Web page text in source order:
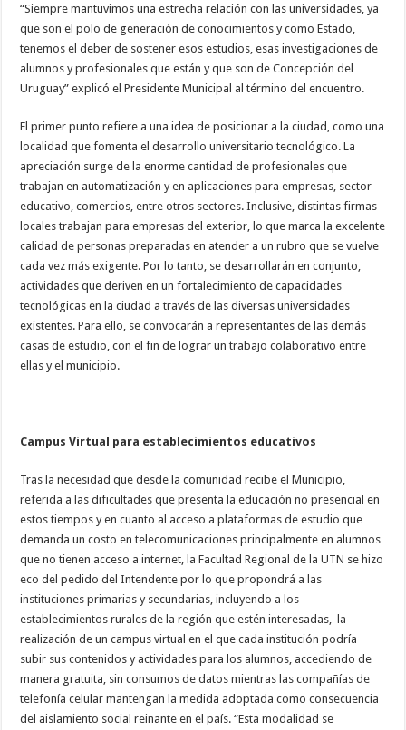
“Siempre mantuvimos una estrecha relación con las universidades, ya
que son el polo de generación de conocimientos y como Estado,
tenemos el deber de sostener esos estudios, esas investigaciones de
alumnos y profesionales que están y que son de Concepción del
Uruguay” explicó el Presidente Municipal al término del encuentro.
El primer punto refiere a una idea de posicionar a la ciudad, como una
localidad que fomenta el desarrollo universitario tecnológico. La
apreciación surge de la enorme cantidad de profesionales que
trabajan en automatización y en aplicaciones para empresas, sector
educativo, comercios, entre otros sectores. Inclusive, distintas firmas
locales trabajan para empresas del exterior, lo que marca la excelente
calidad de personas preparadas en atender a un rubro que se vuelve
cada vez más exigente. Por lo tanto, se desarrollarán en conjunto,
actividades que deriven en un fortalecimiento de capacidades
tecnológicas en la ciudad a través de las diversas universidades
existentes. Para ello, se convocarán a representantes de las demás
casas de estudio, con el fin de lograr un trabajo colaborativo entre
ellas y el municipio.
Campus Virtual para establecimientos educativos
Tras la necesidad que desde la comunidad recibe el Municipio,
referida a las dificultades que presenta la educación no presencial en
estos tiempos y en cuanto al acceso a plataformas de estudio que
demanda un costo en telecomunicaciones principalmente en alumnos
que no tienen acceso a internet, la Facultad Regional de la UTN se hizo
eco del pedido del Intendente por lo que propondrá a las
instituciones primarias y secundarias, incluyendo a los
establecimientos rurales de la región que estén interesadas, la
realización de un campus virtual en el que cada institución podría
subir sus contenidos y actividades para los alumnos, accediendo de
manera gratuita, sin consumos de datos mientras las compañías de
telefonía celular mantengan la medida adoptada como consecuencia
del aislamiento social reinante en el país. “Esta modalidad se